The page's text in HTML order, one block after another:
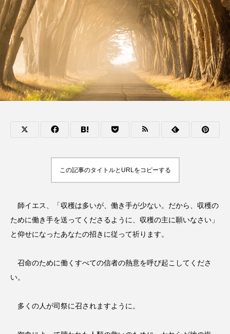
この記事のタイトルとURLをコピーする
師イエス、「収穫は多いが、働き手が少ない。だから、収穫の
ために働き手を送ってくださるように、収穫の主に願いなさい」
と仰せになったあなたの招きに従って祈ります。
召命のために働くすべての信者の熱意を呼び起こしてくださ
い。
多くの人が司祭に召されますように。